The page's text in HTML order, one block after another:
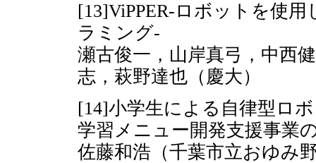
[13]ViPPER-ロボットを使
ラミング-
瀬古俊一，山岸真弓，中西
志，萩野達也（慶大）
[14]小学生による自律型ロ
学習メニュー開発支援事業
佐藤和浩（千葉市立おゆみ